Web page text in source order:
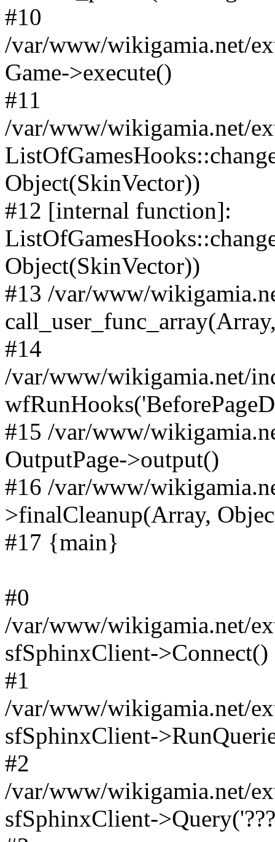
#10
/var/www/wikigamia.net/
Game->execute()
#11
/var/www/wikigamia.net/
Object(SkinVector))
#12 [internal function]:
Object(SkinVector))
#13 /var/www/
#14
/var/www/wikigamia.net/
#15 /var/www/
OutputPage->output()
#16 /var/www/
>finalCleanup(Array,
#17 {main}
#0
/var/www/wikigamia.net/
sfSphinxClient->Connect()
#1
/var/www/wikigamia.net/
sfSphinxClient-
#2
/var/www/wikigamia.net/
sfSphinxClient-